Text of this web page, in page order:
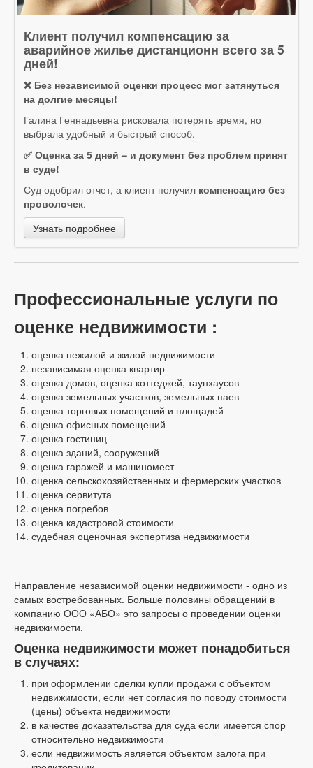
Клиент получил компенсацию за
аварийное жилье дистанционн всего за 5
дней!
❌ Без независимой оценки процесс мог затянуться
на долгие месяцы!
Галина Геннадьевна рисковала потерять время, но
выбрала удобный и быстрый способ.
✅ Оценка за 5 дней – и документ без проблем принят
в суде!
Суд одобрил отчет, а клиент получил компенсацию без
проволочек.
Узнать подробнее
Профессиональные услуги по
оценке недвижимости :
оценка нежилой и жилой недвижимости
независимая оценка квартир
оценка домов, оценка коттеджей, таунхаусов
оценка земельных участков, земельных паев
оценка торговых помещений и площадей
оценка офисных помещений
оценка гостиниц
оценка зданий, сооружений
оценка гаражей и машиномест
оценка сельскохозяйственных и фермерских участков
оценка сервитута
оценка погребов
оценка кадастровой стоимости
судебная оценочная экспертиза недвижимости
Направление независимой оценки недвижимости - одно из
самых востребованных. Больше половины обращений в
компанию ООО «АБО» это запросы о проведении оценки
недвижимости.
Оценка недвижимости может понадобиться
в случаях:
при оформлении сделки купли продажи с объектом
недвижимости, если нет согласия по поводу стоимости
(цены) объекта недвижимости
в качестве доказательства для суда если имеется спор
относительно недвижимости
если недвижимость является объектом залога при